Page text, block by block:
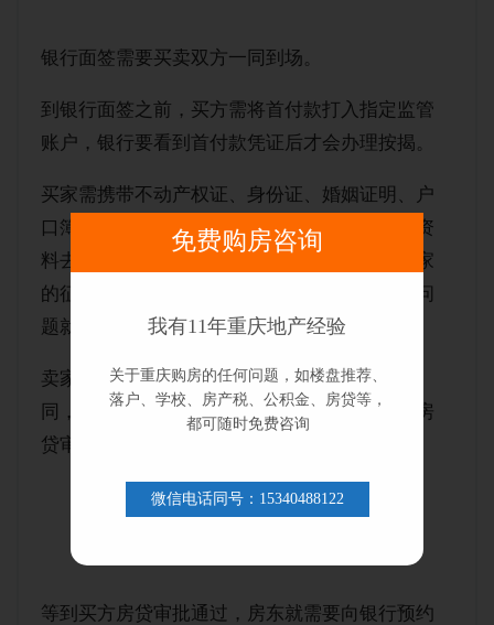
银行面签需要买卖双方一同到场。
到银行面签之前，买方需将首付款打入指定监管
账户，银行要看到首付款凭证后才会办理按揭。
买家需携带不动产权证、身份证、婚姻证明、户
口簿整本、收入证明、银行流水、征信报告等资
料去银行营业厅和信贷员面谈，信贷员会对买家
的征信、收入和银行流水等资料进行初审，没问
题就会和你签贷款合同并提交正式审核。
卖家则需携带身份证、房产证复印件、购房合
同，并提供收款账户给银行并签字，后面买家房
贷审批通过后，银行会将款项打进该账户。
4. 结清贷款，注销抵押登记
等到买方房贷审批通过，房东就需要向银行预约
免费购房咨询
我有11年重庆地产经验
关于重庆购房的任何问题，如楼盘推荐、
落户、学校、房产税、公积金、房贷等，
都可随时免费咨询
微信电话同号：15340488122